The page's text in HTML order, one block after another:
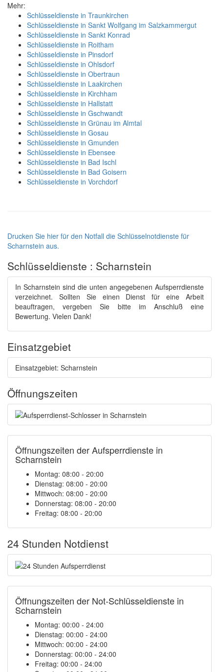
Mehr:
Schlüsseldienste in Traunkirchen
Schlüsseldienste in Sankt Wolfgang im Salzkammergut
Schlüsseldienste in Sankt Konrad
Schlüsseldienste in Roitham
Schlüsseldienste in Pinsdorf
Schlüsseldienste in Ohlsdorf
Schlüsseldienste in Obertraun
Schlüsseldienste in Laakirchen
Schlüsseldienste in Kirchham
Schlüsseldienste in Hallstatt
Schlüsseldienste in Gschwandt
Schlüsseldienste in Grünau im Almtal
Schlüsseldienste in Gosau
Schlüsseldienste in Gmunden
Schlüsseldienste in Ebensee
Schlüsseldienste in Bad Ischl
Schlüsseldienste in Bad Goisern
Schlüsseldienste in Vorchdorf
Drucken Sie hier für den Notfall die Schlüsselnotdienste für
Scharnstein aus.
Schlüsseldienste : Scharnstein
In Scharnstein sind die unten angegebenen Aufsperrdienste
verzeichnet. Sollten Sie einen Dienst für eine Arbeit
beauftragen, vergeben Sie bitte im Anschluß eine
Bewertung. Vielen Dank!
Einsatzgebiet
Einsatzgebiet: Scharnstein
Öffnungszeiten
Öffnungszeiten der Aufsperrdienste in
Scharnstein
Montag: 08:00 - 20:00
Dienstag: 08:00 - 20:00
Mittwoch: 08:00 - 20:00
Donnerstag: 08:00 - 20:00
Freitag: 08:00 - 20:00
24 Stunden Notdienst
Öffnungszeiten der Not-Schlüsseldienste in
Scharnstein
Montag: 00:00 - 24:00
Dienstag: 00:00 - 24:00
Mittwoch: 00:00 - 24:00
Donnerstag: 00:00 - 24:00
Freitag: 00:00 - 24:00